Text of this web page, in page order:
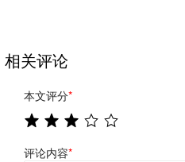
相关评论
本文评分*
评论内容*